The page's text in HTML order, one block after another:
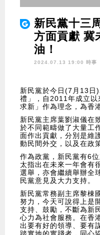
新民黨十三
方面貢獻 冀
油！
2024.07.13 19:00 時事
新民黨於今日(7月13日
禮」，自2011年成立以
求新」作為理念，為香
新民黨主席葉劉淑儀在
於不同範疇做了大量工
面作出貢獻，分別是維
動民間外交，以及在政
作為政黨，新民黨有6
太指出在未來一年會有
選舉，亦會繼續舉辦全
民黨意見及大力支持。
新民黨常務副主席黎棟
努力，今天可說得上是
支持、鼓勵，不斷為新
心力為社會服務。在香
出要有好的領導、要有